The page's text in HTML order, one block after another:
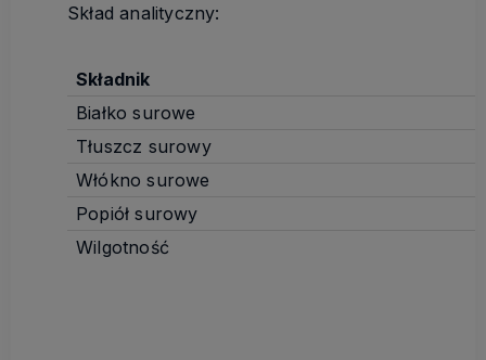
Skład analityczny:
Składnik
Białko surowe
Tłuszcz surowy
Włókno surowe
Popiół surowy
Wilgotność